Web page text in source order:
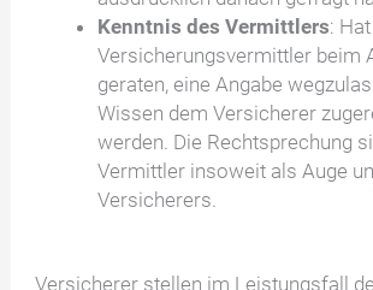
Kenntnis des Vermittlers:
Versicherungsvermittler beim
geraten, eine Angabe
Wissen dem Versicherer
werden. Die Rechtsprechung
Vermittler insoweit als Auge
Versicherers.
Versicherer stellen im Leistungsfall